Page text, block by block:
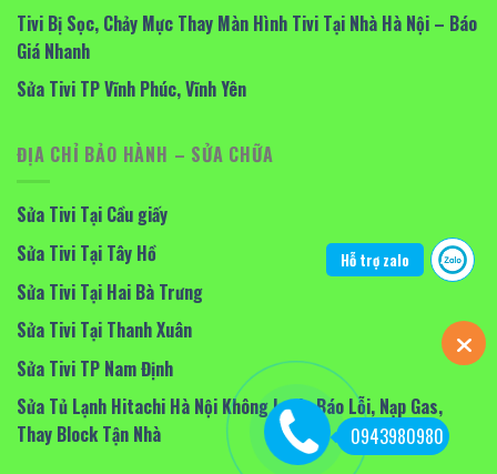
Tivi Bị Sọc, Chảy Mực Thay Màn Hình Tivi Tại Nhà Hà Nội – Báo
Giá Nhanh
Sửa Tivi TP Vĩnh Phúc, Vĩnh Yên
ĐỊA CHỈ BẢO HÀNH – SỬA CHỮA
Sửa Tivi Tại Cầu giấy
Sửa Tivi Tại Tây Hồ
Sửa Tivi Tại Hai Bà Trưng
Sửa Tivi Tại Thanh Xuân
Sửa Tivi TP Nam Định
Sửa Tủ Lạnh Hitachi Hà Nội Không Lạnh, Báo Lỗi, Nạp Gas,
Thay Block Tận Nhà
0943980980
Hỗ trợ zalo